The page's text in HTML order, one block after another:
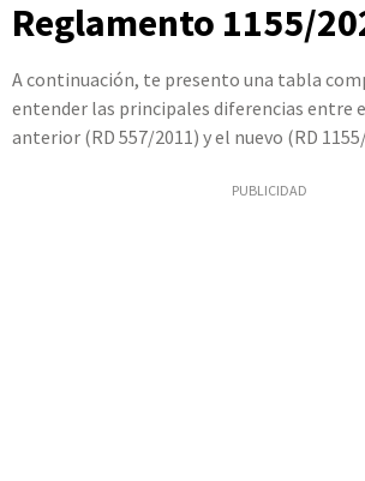
Reglamento 1155/
A continuación, te presento una tabla
entender las principales diferencias entre
anterior (RD 557/2011) y el nuevo (RD
PUBLICIDAD